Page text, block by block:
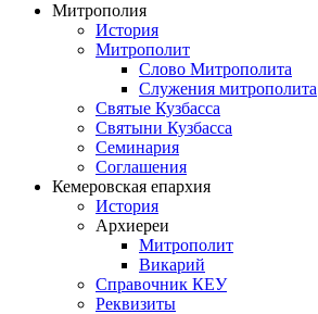
Митрополия
История
Митрополит
Слово Митрополита
Служения митрополита
Святые Кузбасса
Святыни Кузбасса
Семинария
Соглашения
Кемеровская епархия
История
Архиереи
Митрополит
Викарий
Справочник КЕУ
Реквизиты